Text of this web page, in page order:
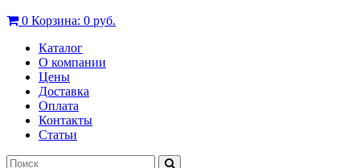
0 Корзина: 0 руб.
Каталог
О компании
Цены
Доставка
Оплата
Контакты
Статьи